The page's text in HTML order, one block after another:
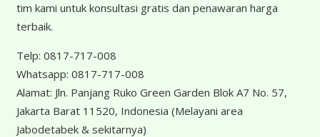
tim kami untuk konsultasi gratis dan penawaran harga
terbaik.
Telp: 0817-717-008
Whatsapp: 0817-717-008
Alamat: Jln. Panjang Ruko Green Garden Blok A7 No. 57,
Jakarta Barat 11520, Indonesia (Melayani area
Jabodetabek & sekitarnya)